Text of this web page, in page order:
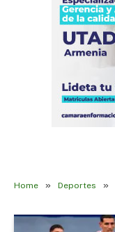
Home » Deportes »